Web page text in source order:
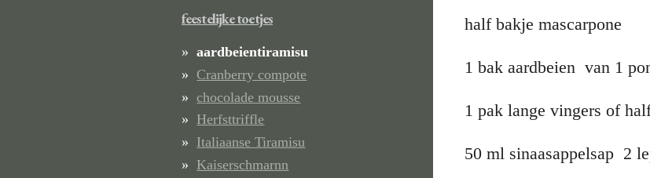
half bakje mascarpone
1 bak aardbeien van 1
1 pak lange vingers of
50 ml sinaasappelsap 2
feestelijke toetjes
aardbeientiramisu
Cranberry compote
chocolade mousse
Herfsttriffle
Italiaanse Tiramisu
Kaiserschmarnn